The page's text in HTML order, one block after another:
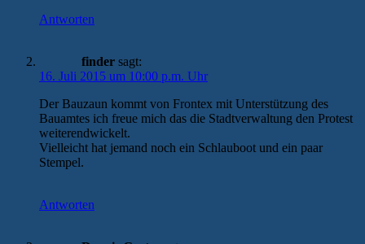
Antworten
finder sagt:
16. Juli 2015 um 10:00 p.m. Uhr
Der Bauzaun kommt von Frontex mit Unterstützung des
Bauamtes ich freue mich das die Stadtverwaltung den Protest
weiterendwickelt.
Vielleicht hat jemand noch ein Schlauboot und ein paar
Stempel.
Antworten